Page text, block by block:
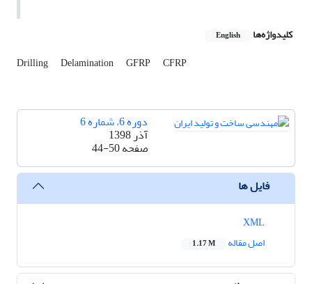
کلیدواژه‌ها English
Drilling Delamination GFRP CFRP
دوره 6، شماره 6
آذر 1398
صفحه44-50
فایل ها
اصل مقاله
1.17 M